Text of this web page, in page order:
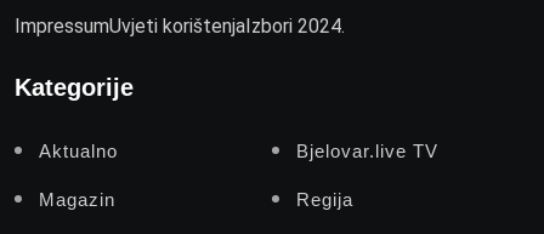
ImpressumUvjeti korištenjaIzbori 2024.
Kategorije
Aktualno Bjelovar.live TV
Magazin Regija